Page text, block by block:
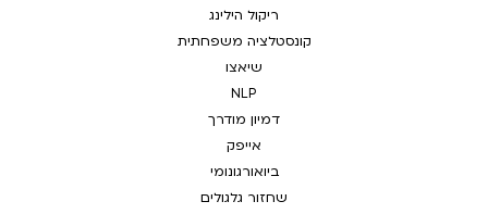
ריקול הילינג
קונסטלציה משפחתית
שיאצו
NLP
דמיון מודרך
אייפק
ביואורגונומי
שחזור גלגולים